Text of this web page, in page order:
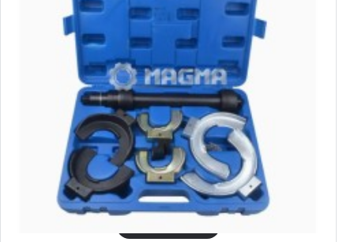
стяжка пружин ф75-190mm (набор 8пр.(3пары))MAGMA, MG50074
120.99€